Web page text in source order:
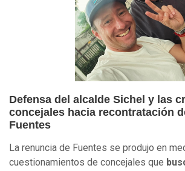
Defensa del alcalde Sichel y las
concejales hacia recontratación
Fuentes
La renuncia de Fuentes se produjo en
cuestionamientos de concejales que